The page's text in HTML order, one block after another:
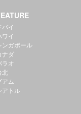
バイ
ワイ
ンガポール
ナダ
ラオ
北
アム
アトル